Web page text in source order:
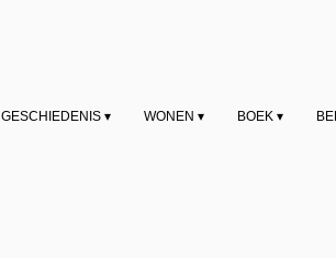
GESCHIEDENIS ▾ WONEN ▾ BOEK ▾